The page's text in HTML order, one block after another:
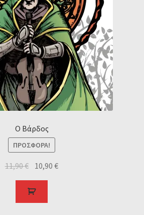
Ο Βάρδος
ΠΡΟΣΦΟΡΆ!
11,90€ 10,90€